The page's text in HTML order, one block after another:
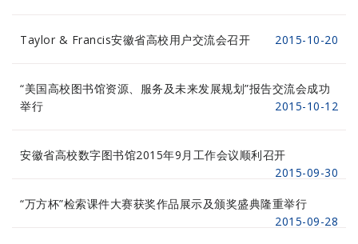
Taylor & Francis安徽省高校用户交流会召开 2015-10-20
“美国高校图书馆资源、服务及未来发展规划”报告交流会成功
举行
2015-10-12
安徽省高校数字图书馆2015年9月工作会议顺利召开
2015-09-30
“万方杯”检索课件大赛获奖作品展示及颁奖盛典隆重举行
2015-09-28